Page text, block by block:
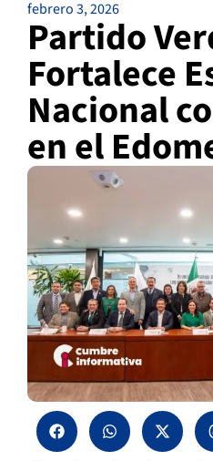
febrero 3, 2026
Partido
Fortalece
Nacional
en el